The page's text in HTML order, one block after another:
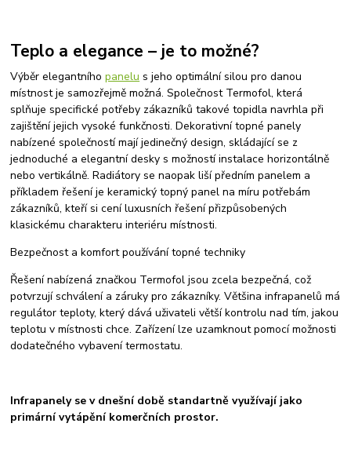
Teplo a elegance – je to možné?
Výběr elegantníhopanelu s jeho optimální silou pro danou
místnost je samozřejmě možná. Společnost Termofol, která
splňuje specifické potřeby zákazníků takové topidla navrhla při
zajištění jejich vysoké funkčnosti. Dekorativní topné panely
nabízené společností mají jedinečný design, skládající se z
jednoduché a elegantní desky s možností instalace horizontálně
nebo vertikálně. Radiátory se naopak liší předním panelem a
příkladem řešení je keramický topný panel na míru potřebám
zákazníků, kteří si cení luxusních řešení přizpůsobených
klasickému charakteru interiéru místnosti.
Bezpečnost a komfort používání topné techniky
Řešení nabízená značkou Termofol jsou zcela bezpečná, což
potvrzují schválení a záruky pro zákazníky. Většina infrapanelů má
regulátor teploty, který dává uživateli větší kontrolu nad tím, jakou
teplotu v místnosti chce. Zařízení lze uzamknout pomocí možnosti
dodatečného vybavení termostatu.
Infrapanely se v dnešní době standartně využívají jako
primární vytápění komerčních prostor.